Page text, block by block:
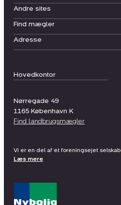
Hovedkontor
Nørregade 49
1165 København K
Find landbrugsmægler
Andre sites
Find mægler
Adresse
Vi er en del af et foreningsejet selskab
Læs mere